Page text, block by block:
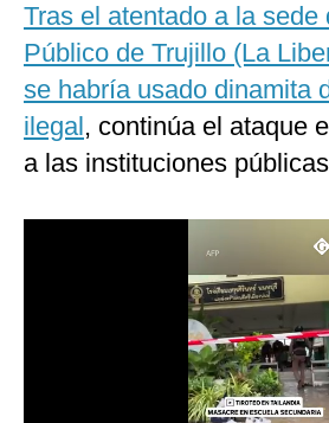
España
Internacional
Tecnología
Club del Suscriptor
Tras el atentado a la sede
Público de Trujillo (La
se habría usado dinamita
ilegal, continúa el ataque
a las instituciones